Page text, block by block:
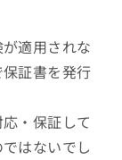
適用されな
証書を発行
・保証して
はないでし